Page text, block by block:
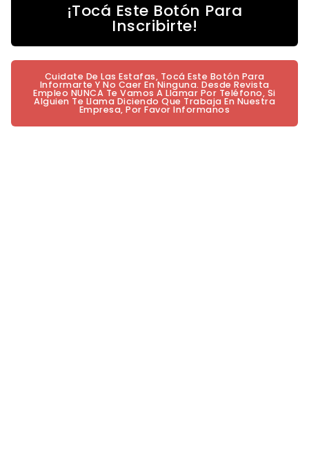
¡Tocá Este Botón Para
Inscribirte!
Cuidate De Las Estafas, Tocá Este Botón Para
Informarte Y No Caer En Ninguna. Desde Revista
Empleo NUNCA Te Vamos A Llamar Por Teléfono, Si
Alguien Te Llama Diciendo Que Trabaja En Nuestra
Empresa, Por Favor Informanos